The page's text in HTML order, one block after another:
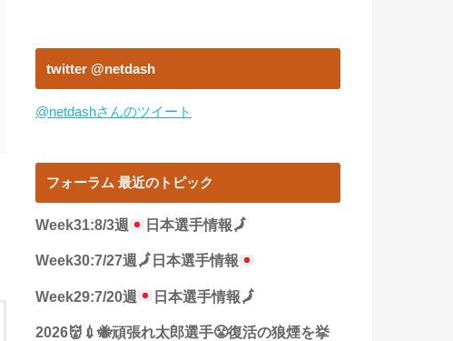
twitter @netdash
@netdashさんのツイート
フォーラム 最近のトピック
Week31:8/3週 日本選手情報🗾
Week30:7/27週🗾 日本選手情報
Week29:7/20週 日本選手情報🗾
2026👹💉🐝頑張れ太郎選手😤復活の狼煙を挙